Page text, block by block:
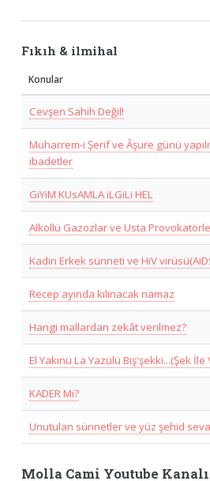
Fıkıh & ilmihal
Konular
Cevşen Sahih Değil!
Muharrem-i Şerif ve Âşure günü
ibadetler
GiYiM KUsAMLA iLGiLi HEL
Alkollü Gazozlar ve Usta
Kadin Erkek sünneti ve HiV
Recep ayında kılınacak namaz
Hangi mallardan zekât verilmez?
El Yakınü La Yazülü Biş'şekki...(Şek İle
KADER Mi?
Unutulan sünnetler ve yüz şehid
Molla Cami Youtube Kanalı